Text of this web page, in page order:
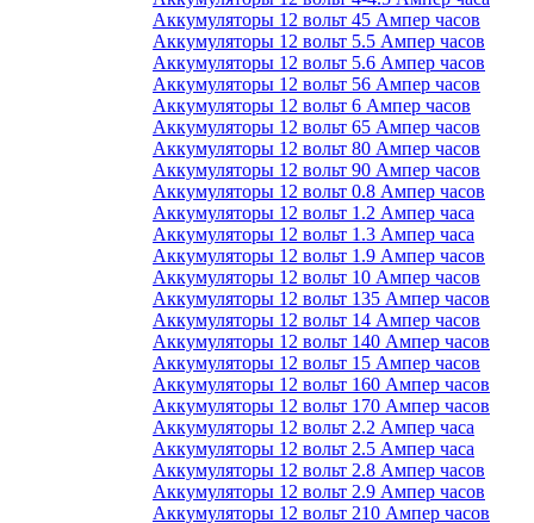
Аккумуляторы 12 вольт 45 Ампер часов
Аккумуляторы 12 вольт 5.5 Ампер часов
Аккумуляторы 12 вольт 5.6 Ампер часов
Аккумуляторы 12 вольт 56 Ампер часов
Аккумуляторы 12 вольт 6 Ампер часов
Аккумуляторы 12 вольт 65 Ампер часов
Аккумуляторы 12 вольт 80 Ампер часов
Аккумуляторы 12 вольт 90 Ампер часов
Аккумуляторы 12 вольт 0.8 Ампер часов
Аккумуляторы 12 вольт 1.2 Ампер часа
Аккумуляторы 12 вольт 1.3 Ампер часа
Аккумуляторы 12 вольт 1.9 Ампер часов
Аккумуляторы 12 вольт 10 Ампер часов
Аккумуляторы 12 вольт 135 Ампер часов
Аккумуляторы 12 вольт 14 Ампер часов
Аккумуляторы 12 вольт 140 Ампер часов
Аккумуляторы 12 вольт 15 Ампер часов
Аккумуляторы 12 вольт 160 Ампер часов
Аккумуляторы 12 вольт 170 Ампер часов
Аккумуляторы 12 вольт 2.2 Ампер часа
Аккумуляторы 12 вольт 2.5 Ампер часа
Аккумуляторы 12 вольт 2.8 Ампер часов
Аккумуляторы 12 вольт 2.9 Ампер часов
Аккумуляторы 12 вольт 210 Ампер часов